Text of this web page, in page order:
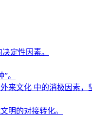
定性因素。
。
来文化 中的消极因素，
明的对接转化。